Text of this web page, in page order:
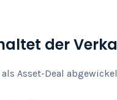
der
Asset-Deal